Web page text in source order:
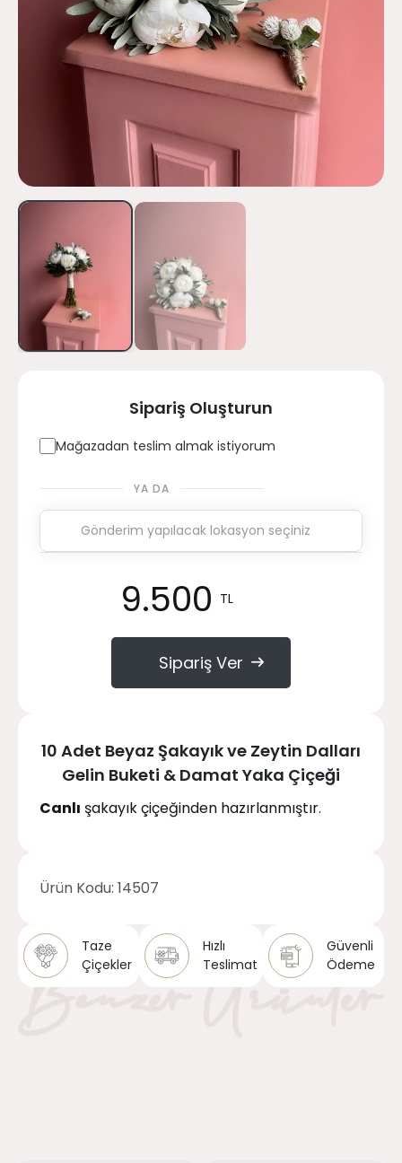
Sipariş Oluşturun
Mağazadan teslim almak istiyorum
YA DA
9.500 TL
Sipariş Ver
10 Adet Beyaz Şakayık ve Zeytin Dalları
Gelin Buketi & Damat Yaka Çiçeği
Canlı şakayık çiçeğinden hazırlanmıştır.
Ürün Kodu: 14507
Taze
Çiçekler
Hızlı
Teslimat
Güvenli
Ödeme